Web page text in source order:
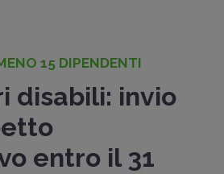
15 DIPENDENTI
invio
entro il 31